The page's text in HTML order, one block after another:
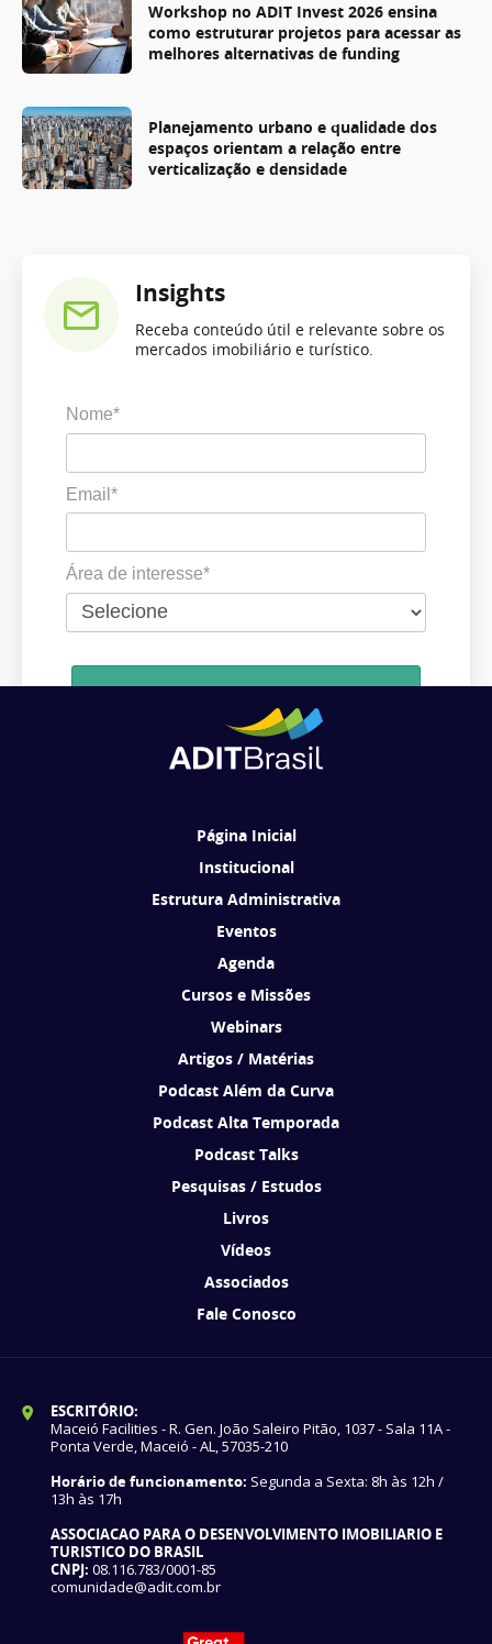
Workshop no ADIT Invest 2026 ensina
como estruturar projetos para acessar as
melhores alternativas de funding
Planejamento urbano e qualidade dos
espaços orientam a relação entre
verticalização e densidade
Insights
Receba conteúdo útil e relevante sobre os
mercados imobiliário e turístico.
Nome*
Email*
Área de interesse*
Ao se cadastrar, você concorda em receber comunicações da ADIT
Página Inicial
Institucional
Estrutura Administrativa
Eventos
Agenda
Cursos e Missões
Webinars
Artigos / Matérias
Podcast Além da Curva
Podcast Alta Temporada
Podcast Talks
Pesquisas / Estudos
Livros
Vídeos
Associados
Fale Conosco
ESCRITÓRIO:
Maceió Facilities - R. Gen. João Saleiro Pitão, 1037 - Sala 11A -
Ponta Verde, Maceió - AL, 57035-210
Horário de funcionamento: Segunda a Sexta: 8h às 12h /
13h às 17h
ASSOCIACAO PARA O DESENVOLVIMENTO IMOBILIARIO E
TURISTICO DO BRASIL
CNPJ: 08.116.783/0001-85
comunidade@adit.com.br